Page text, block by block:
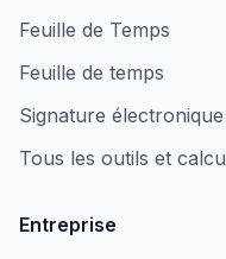
Feuille de Temps
Feuille de temps
Signature électronique
Tous les outils et
Entreprise